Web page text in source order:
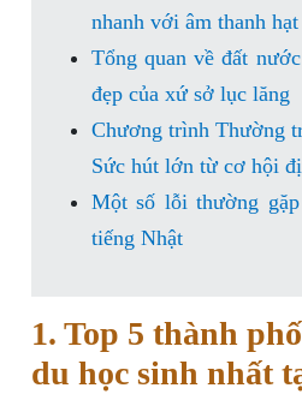
nhanh với âm thanh
Tổng quan về đất
đẹp của xứ sở lục lăng
Chương trình Thường
Sức hút lớn từ cơ hội
Một số lỗi thường
tiếng Nhật
1. Top 5 thành
du học sinh nhất